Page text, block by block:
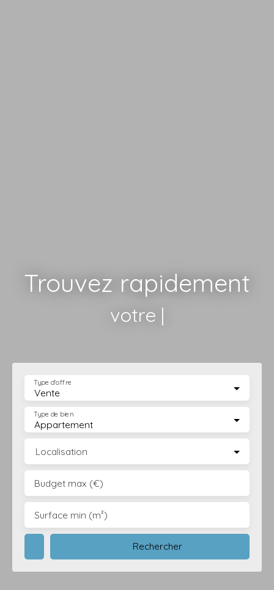
Trouvez rapidement
votre terrain
Vente
Type d'offre
Appartement
Type de bien
Localisation
Budget max (€)
Surface min (m²)
Rechercher